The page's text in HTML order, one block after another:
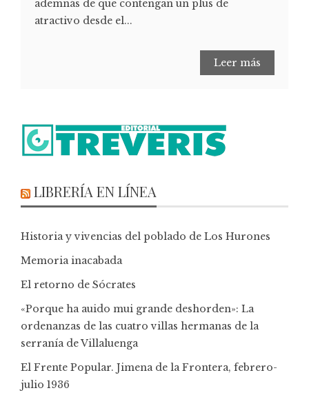
ademnás de que contengan un plus de
atractivo desde el...
Leer más
LIBRERÍA EN LÍNEA
Historia y vivencias del poblado de Los Hurones
Memoria inacabada
El retorno de Sócrates
«Porque ha auido mui grande deshorden»: La
ordenanzas de las cuatro villas hermanas de la
serranía de Villaluenga
El Frente Popular. Jimena de la Frontera, febrero-
julio 1936